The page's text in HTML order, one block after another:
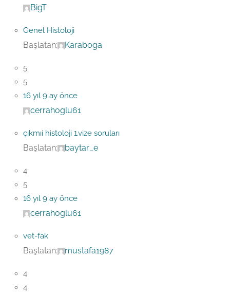
BigT
Genel Histoloji
Başlatan: Karaboga
5
5
16 yıl 9 ay önce
cerrahoglu61
çıkmıi histoloji 1.vize soruları
Başlatan: baytar_e
4
5
16 yıl 9 ay önce
cerrahoglu61
vet-fak
Başlatan: mustafa1987
4
4